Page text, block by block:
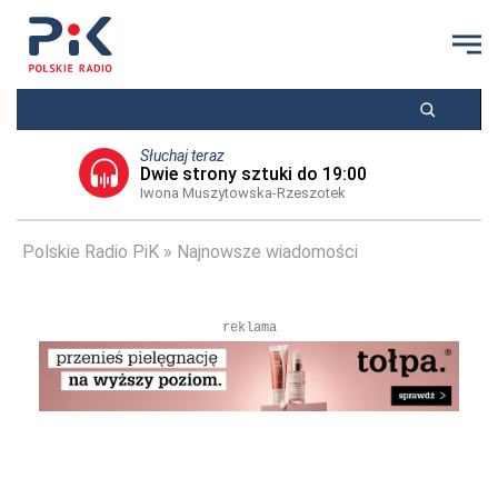
Słuchaj teraz
Dwie strony sztuki do 19:00
Iwona Muszytowska-Rzeszotek
Polskie Radio PiK Najnowsze wiadomości
reklama